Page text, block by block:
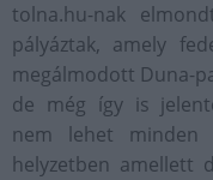
tolna.hu-nak
pályáztak, amely
megálmodott Duna-
de még így is
nem lehet minden
helyzetben amellett